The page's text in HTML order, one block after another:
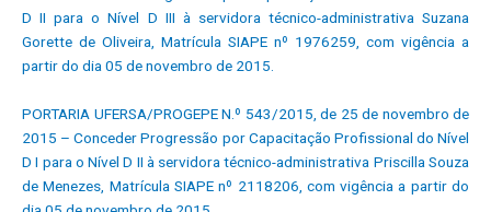
D II para o Nível D III à servidora técnico-administrativa Suzana
Gorette de Oliveira, Matrícula SIAPE nº 1976259, com vigência a
partir do dia 05 de novembro de 2015.
PORTARIA UFERSA/PROGEPE N.º 543/2015, de 25 de novembro de
2015 – Conceder Progressão por Capacitação Profissional do Nível
D I para o Nível D II à servidora técnico-administrativa Priscilla Souza
de Menezes, Matrícula SIAPE nº 2118206, com vigência a partir do